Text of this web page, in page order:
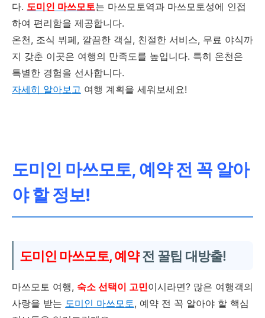
다. 도미인 마쓰모토는 마쓰모토역과 마쓰모토성에 인접
하여 편리함을 제공합니다.
온천, 조식 뷔페, 깔끔한 객실, 친절한 서비스, 무료 야식까
지 갖춘 이곳은 여행의 만족도를 높입니다. 특히 온천은
특별한 경험을 선사합니다.
자세히 알아보고 여행 계획을 세워보세요!
도미인 마쓰모토, 예약 전 꼭 알아
야 할 정보!
도미인 마쓰모토, 예약전 꿀팁 대방출!
마쓰모토 여행, 숙소 선택이 고민이시라면? 많은 여행객의
사랑을 받는 도미인 마쓰모토, 예약 전 꼭 알아야 할 핵심